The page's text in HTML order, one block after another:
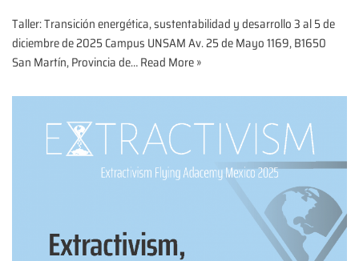
Taller: Transición energética, sustentabilidad y desarrollo 3 al 5 de
diciembre de 2025 Campus UNSAM Av. 25 de Mayo 1169, B1650
San Martín, Provincia de…Read More »